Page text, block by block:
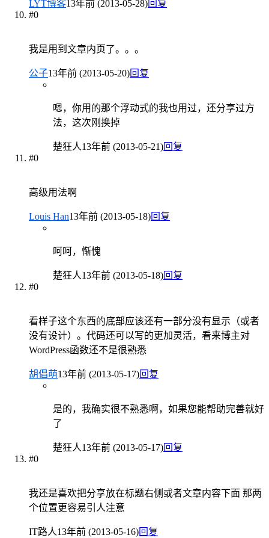
LYT博客13年前 (2013-05-28) 回复
#0
我是用到文章内页了。。。
公子13年前 (2013-05-20)回复
嗯，你用的那个浮动式的我也用过，还分享过方
法，这次刚换掉
楚狂人13年前 (2013-05-21)回复
#0
高级用法啊
Louis Han13年前 (2013-05-18)回复
呵呵，惭愧
楚狂人13年前 (2013-05-18)回复
#0
看样子这个东西的底部应该还有一部分没有显示（或者
没有设计）。代码还可以写的更加灵活，看来博主对
WordPress函数还不是很熟悉
胡倡萌13年前 (2013-05-17)回复
是的，我确实很不熟悉啊，如果您能帮助完善就好
了
楚狂人13年前 (2013-05-17)回复
#0
我还是喜欢把分享放在标题右侧或者文章内容下面 那两
个位置更容易引人注意
IT路人13年前 (2013-05-16)回复